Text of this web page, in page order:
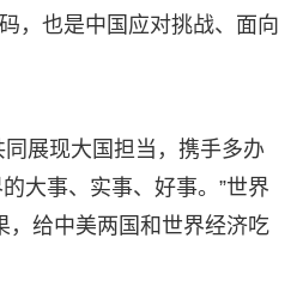
，也是中国应对挑战、面向
同展现大国担当，携手多办
大事、实事、好事。”世界
，给中美两国和世界经济吃